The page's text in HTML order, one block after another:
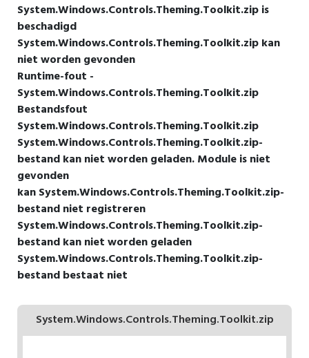
System.Windows.Controls.Theming.Toolkit.zip is
beschadigd
System.Windows.Controls.Theming.Toolkit.zip kan
niet worden gevonden
Runtime-fout -
System.Windows.Controls.Theming.Toolkit.zip
Bestandsfout
System.Windows.Controls.Theming.Toolkit.zip
System.Windows.Controls.Theming.Toolkit.zip-
bestand kan niet worden geladen. Module is niet
gevonden
kan System.Windows.Controls.Theming.Toolkit.zip-
bestand niet registreren
System.Windows.Controls.Theming.Toolkit.zip-
bestand kan niet worden geladen
System.Windows.Controls.Theming.Toolkit.zip-
bestand bestaat niet
System.Windows.Controls.Theming.Toolkit.zip